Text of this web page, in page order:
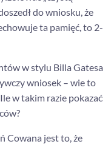
do wniosku, że
ta pamięć, to 2-
w stylu Billa Gatesa
wniosek – wie to
w takim razie pokazać
Cowana jest to, że